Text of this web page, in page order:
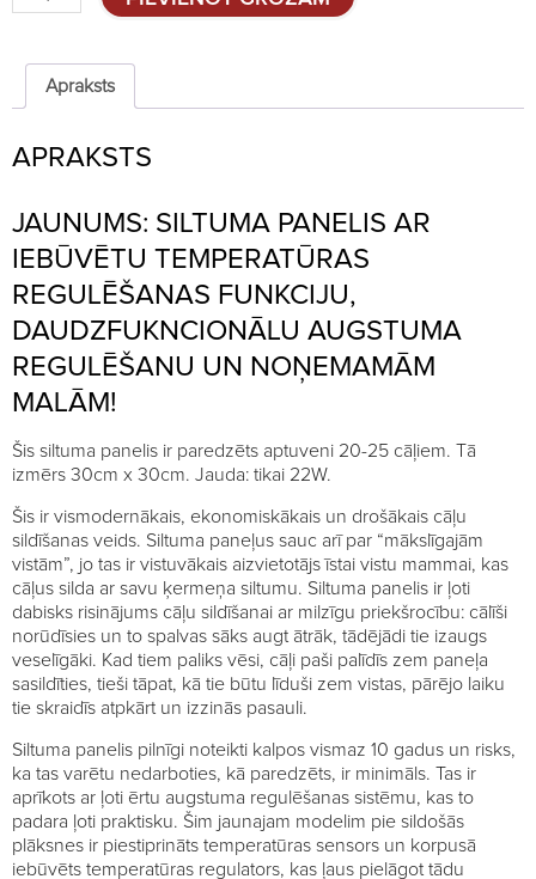
panelis
30x30cm,
daudzfunkcionāls
quantity
Apraksts
APRAKSTS
JAUNUMS: SILTUMA PANELIS AR
IEBŪVĒTU TEMPERATŪRAS
REGULĒŠANAS FUNKCIJU,
DAUDZFUKNCIONĀLU AUGSTUMA
REGULĒŠANU UN NOŅEMAMĀM
MALĀM!
Šis siltuma panelis ir paredzēts aptuveni 20-25 cāļiem. Tā
izmērs 30cm x 30cm. Jauda: tikai 22W.
Šis ir vismodernākais, ekonomiskākais un drošākais cāļu
sildīšanas veids. Siltuma paneļus sauc arī par “mākslīgajām
vistām”, jo tas ir vistuvākais aizvietotājs īstai vistu mammai, kas
cāļus silda ar savu ķermeņa siltumu. Siltuma panelis ir ļoti
dabisks risinājums cāļu sildīšanai ar milzīgu priekšrocību: cālīši
norūdīsies un to spalvas sāks augt ātrāk, tādējādi tie izaugs
veselīgāki. Kad tiem paliks vēsi, cāļi paši palīdīs zem paneļa
sasildīties, tieši tāpat, kā tie būtu līduši zem vistas, pārējo laiku
tie skraidīs atpkārt un izzinās pasauli.
Siltuma panelis pilnīgi noteikti kalpos vismaz 10 gadus un risks,
ka tas varētu nedarboties, kā paredzēts, ir minimāls. Tas ir
aprīkots ar ļoti ērtu augstuma regulēšanas sistēmu, kas to
padara ļoti praktisku. Šim jaunajam modelim pie sildošās
plāksnes ir piestiprināts temperatūras sensors un korpusā
iebūvēts temperatūras regulators, kas ļaus pielāgot tādu